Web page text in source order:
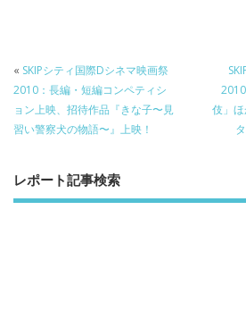
k
« SKIPシティ国際Dシネマ映画祭
2010：長編・短編コンペティシ
ョン上映、招待作品『きな子〜見
習い警察犬の物語〜』上映！
伎」
レポート記事検索